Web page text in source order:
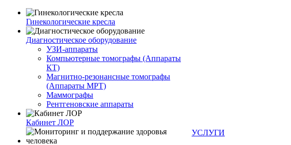
Гинекологические кресла
Диагностическое оборудование
УЗИ-аппараты
Компьютерные томографы (Аппараты
КТ)
Магнитно-резонансные томографы
(Аппараты МРТ)
Маммографы
Рентгеновские аппараты
Кабинет ЛОР
УСЛУГИ